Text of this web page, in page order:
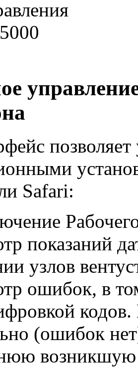
позволяет
Safari:
показаний
узлов
ошибок, в
кодов.
(ошибок